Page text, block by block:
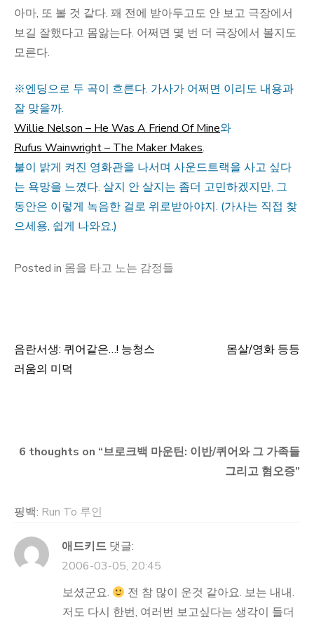
아마, 또 볼 것 같다. 꽤 전에 받아두고도 안 보고 극장에서
보길 잘했다고 몸앓는다. 어쩌면 몇 번 더 극장에서 볼지도
모른다.
※엔딩으로 두 곡이 흐른다. 가사가 어쩌면 이리도 내용과
잘 맞을까.
Willie Nelson – He Was A Friend Of Mine와
Rufus Wainwright – The Maker Makes.
불이 밝게 켜진 영화관을 나서며 사운드트랙을 사고 싶다
는 욕망을 느꼈다. 살지 안 살지는 좀더 고민하겠지만, 그
동안은 이렇게 녹음한 걸로 위로받아야지. (가사는 직접 찾
으세용, 쉽게 나와요.)
Posted in 몸을 타고 노는 감정들
글
음란서생: 퀴어같은…! 능청스
러움의 미덕
몸살/영화 등등
6 thoughts on “브로크백 마운틴: 이반/퀴어와 그 가족들
그리고 혐오증”
핑백: Run To 루인
애드키드 댓글:
2006-03-05, 20:45
보셨군요.
전 참 많이 운것 같아요. 보는 내내.
저도 다시 한번, 여러번 보고싶다는 생각이 들더